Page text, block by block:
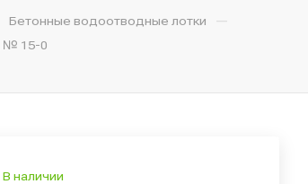
Бетонные водоотводные лотки —
№ 15-0
В наличии